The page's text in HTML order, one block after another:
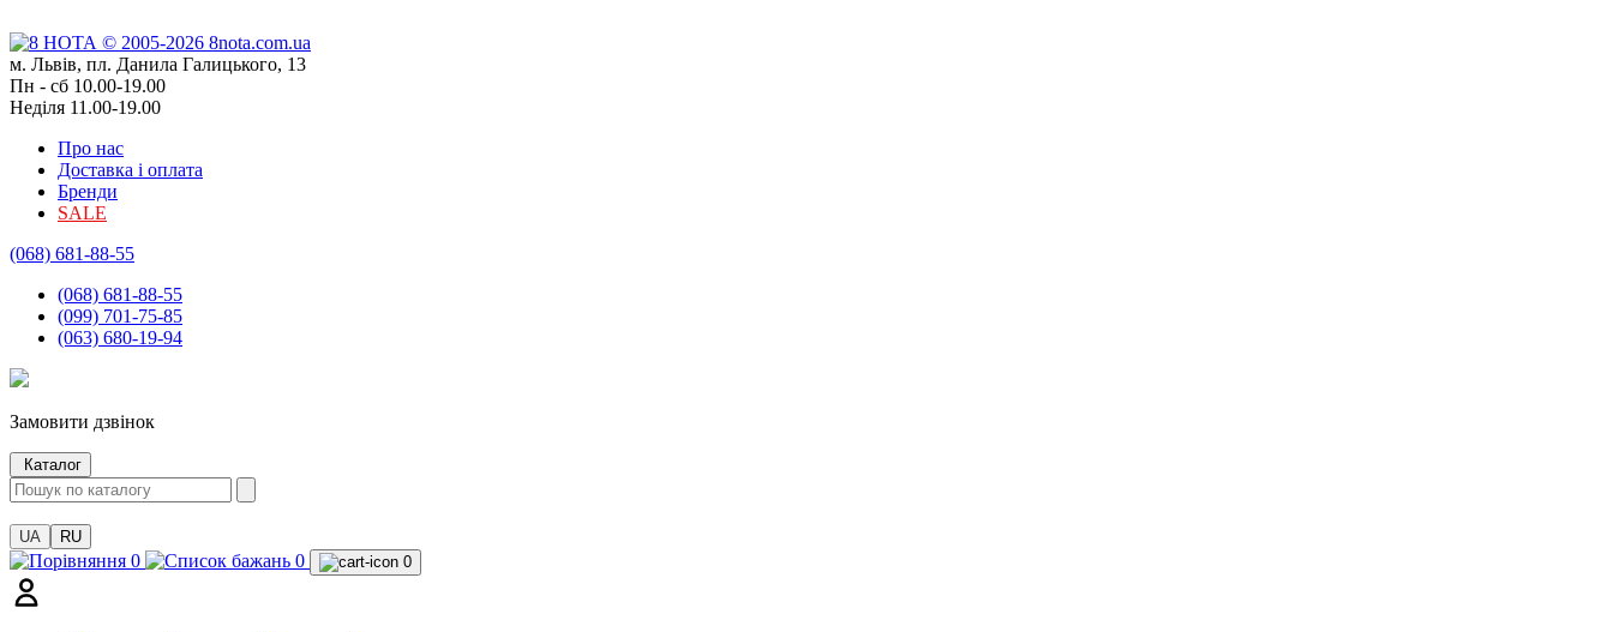
м. Львів, пл. Данила Галицького, 13
Пн - сб 10.00-19.00
Неділя 11.00-19.00
Про нас
Доставка і оплата
Бренди
SALE
(068) 681-88-55
(068) 681-88-55
(099) 701-75-85
(063) 680-19-94
Замовити дзвінок
Каталог
UA RU
0 0 0